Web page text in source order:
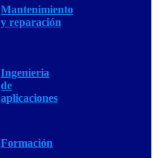
Mantenimiento
y reparación
Ingenieria
de
aplicaciones
Formación